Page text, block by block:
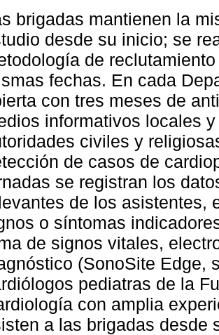
brigadas mantienen la
desde su inicio; se
de
fechas. En cada
con tres meses de
informativos locales
civiles y
de casos de
se registran los
de los asistentes,
o síntomas
de signos vitales,
(SonoSite Edge,
pediatras de la
con amplia
a las brigadas desde